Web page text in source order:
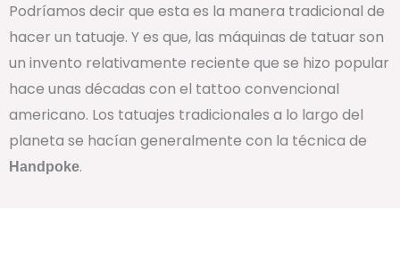
Podríamos decir que esta es la manera tradicional de
hacer un tatuaje. Y es que, las máquinas de tatuar son
un invento relativamente reciente que se hizo popular
hace unas décadas con el tattoo convencional
americano. Los tatuajes tradicionales a lo largo del
planeta se hacían generalmente con la técnica de
Handpoke.